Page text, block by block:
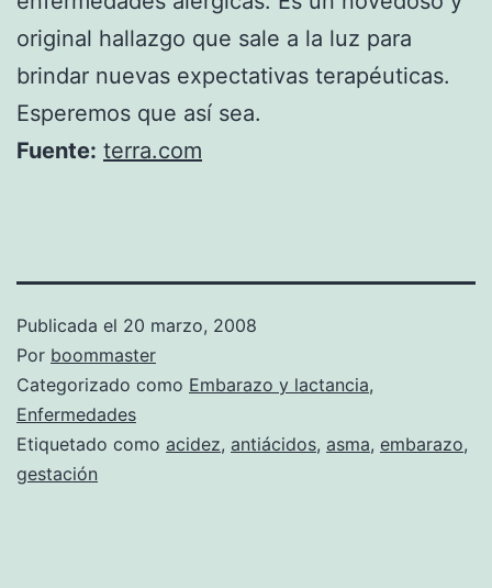
original hallazgo que sale a la luz para
brindar nuevas expectativas terapéuticas.
Esperemos que así sea.
Fuente: terra.com
Publicada el 20 marzo, 2008
Por boommaster
Categorizado como Embarazo y lactancia,
Enfermedades
Etiquetado como acidez, antiácidos, asma, embarazo,
gestación